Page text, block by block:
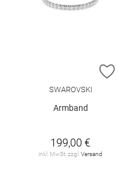
SWAROVSKI
Armband
199,00 €
inkl. MwSt. zzgl.Versand